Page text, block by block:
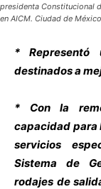
presidenta Constitucional
en AICM. Ciudad de
*
destinados a
* Con la
capacidad para
servicios
Sistema de
rodajes de